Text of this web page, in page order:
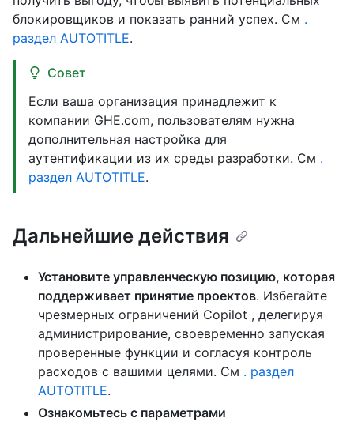
блокировщиков и показать ранний успех. См .
раздел AUTOTITLE.
Совет
Если ваша организация принадлежит к
компании GHE.com, пользователям нужна
дополнительная настройка для
аутентификации из их среды разработки. См .
раздел AUTOTITLE.
Дальнейшие действия
Установите управленческую позицию, которая
поддерживает принятие проектов. Избегайте
чрезмерных ограничений Copilot , делегируя
администрирование, своевременно запуская
проверенные функции и согласуя контроль
расходов с вашими целями. См . раздел
AUTOTITLE.
Ознакомьтесь с параметрами